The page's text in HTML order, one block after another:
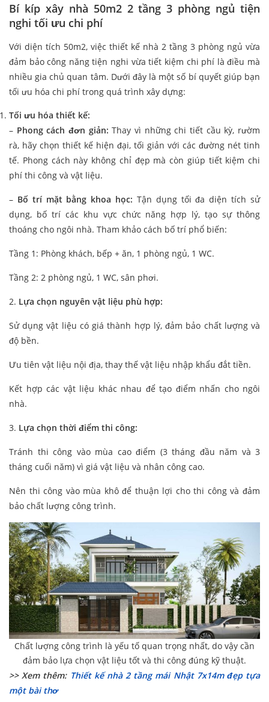
Bí kíp xây nhà 50m2 2 tầng 3 phòng ngủ tiện
nghi tối ưu chi phí
Với diện tích 50m2, việc thiết kế nhà 2 tầng 3 phòng ngủ vừa
đảm bảo công năng tiện nghi vừa tiết kiệm chi phí là điều mà
nhiều gia chủ quan tâm. Dưới đây là một số bí quyết giúp bạn
tối ưu hóa chi phí trong quá trình xây dựng:
Tối ưu hóa thiết kế:
– Phong cách đơn giản: Thay vì những chi tiết cầu kỳ, rườm
rà, hãy chọn thiết kế hiện đại, tối giản với các đường nét tinh
tế. Phong cách này không chỉ đẹp mà còn giúp tiết kiệm chi
phí thi công và vật liệu.
– Bố trí mặt bằng khoa học: Tận dụng tối đa diện tích sử
dụng, bố trí các khu vực chức năng hợp lý, tạo sự thông
thoáng cho ngôi nhà. Tham khảo cách bố trí phổ biến:
Tầng 1: Phòng khách, bếp + ăn, 1 phòng ngủ, 1 WC.
Tầng 2: 2 phòng ngủ, 1 WC, sân phơi.
2. Lựa chọn nguyên vật liệu phù hợp:
Sử dụng vật liệu có giá thành hợp lý, đảm bảo chất lượng và
độ bền.
Ưu tiên vật liệu nội địa, thay thế vật liệu nhập khẩu đắt tiền.
Kết hợp các vật liệu khác nhau để tạo điểm nhấn cho ngôi
nhà.
3. Lựa chọn thời điểm thi công:
Tránh thi công vào mùa cao điểm (3 tháng đầu năm và 3
tháng cuối năm) vì giá vật liệu và nhân công cao.
Nên thi công vào mùa khô để thuận lợi cho thi công và đảm
bảo chất lượng công trình.
Chất lượng công trình là yếu tố quan trọng nhất, do vậy cần
đảm bảo lựa chọn vật liệu tốt và thi công đúng kỹ thuật.
>> Xem thêm: Thiết kế nhà 2 tầng mái Nhật 7x14m đẹp tựa
một bài thơ